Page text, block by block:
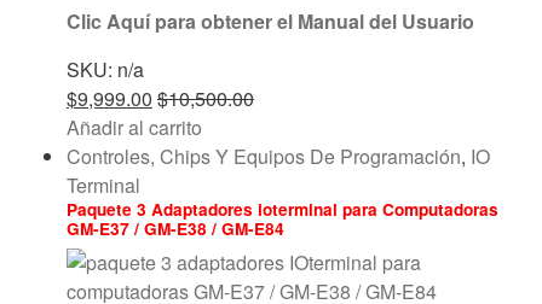
Clic Aquí para obtener el Manual del Usuario
SKU: n/a
$9,999.00 $10,500.00
Añadir al carrito
Controles, Chips Y Equipos De Programación, IO
Terminal
Paquete 3 Adaptadores ioterminal para Computadoras
GM-E37 / GM-E38 / GM-E84